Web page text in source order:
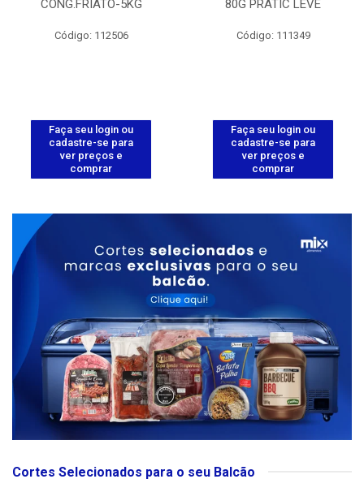
CONG.FRIATO-5KG
Código: 112506
Faça seu login ou
cadastre-se para
ver preços e
comprar
80G PRATIC LEVE
Código: 111349
Faça seu login ou
cadastre-se para
ver preços e
comprar
Cortes Selecionados para o seu Balcão